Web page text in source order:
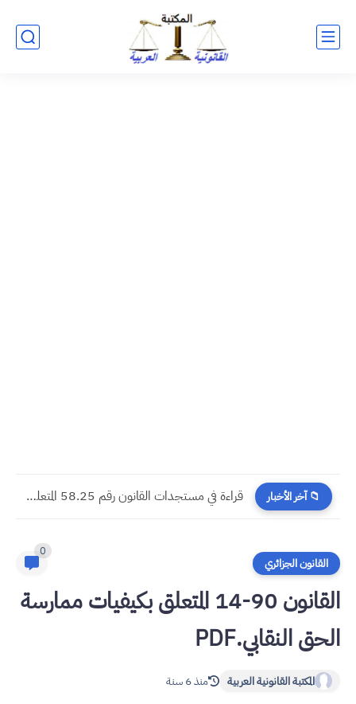
📁 آخر الأخبار ​قراءة في مستجدات القانون رقم 58.25 المتعلق بالمسطرة المدنية
القانون الجزائري
0
القانون 90-14 المتعلق بكيفيات ممارسة
الحق النقابي.PDF
المكتبة القانونية العربية منذ 6 سنة